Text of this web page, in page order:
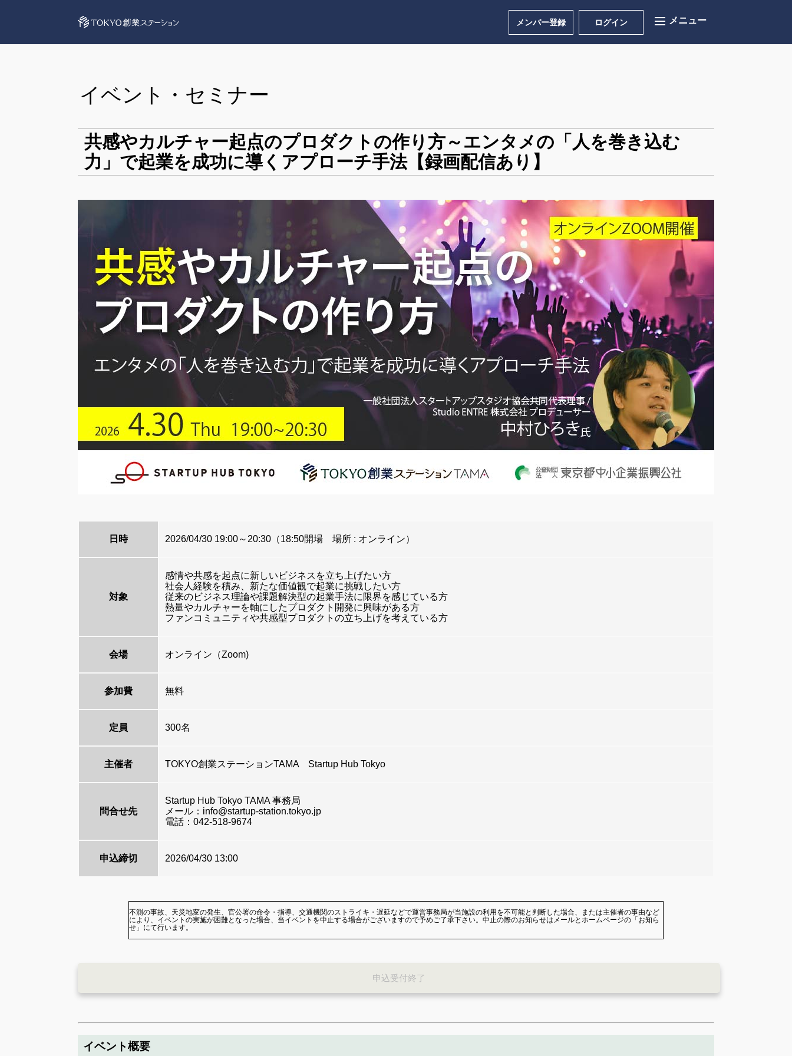
メンバー登録 ログイン
イベント・セミナー
共感やカルチャー起点のプロダクトの作り方～エンタメの「人を巻き込む
力」で起業を成功に導くアプローチ手法【録画配信あり】
日時 2026/04/30 19:00～20:30 （18:50開場 場所 : オンライン）
対象
感情や共感を起点に新しいビジネスを立ち上げたい方
社会人経験を積み、新たな価値観で起業に挑戦したい方
従来のビジネス理論や課題解決型の起業手法に限界を感じている方
熱量やカルチャーを軸にしたプロダクト開発に興味がある方
ファンコミュニティや共感型プロダクトの立ち上げを考えている方
会場 オンライン（Zoom)
参加費 無料
定員 300名
主催者 TOKYO創業ステーションTAMA Startup Hub Tokyo
問合せ先
Startup Hub Tokyo TAMA 事務局
メール：info@startup-station.tokyo.jp
電話：042-518-9674
申込締切 2026/04/30 13:00
不測の事故、天災地変の発生、官公署の命令・指導、交通機関のストライキ・遅延などで運営事務局が当施設の利用を不可能と判断した場合、または主催者の事由など
により、イベントの実施が困難となった場合、当イベントを中止する場合がございますので予めご了承下さい。中止の際のお知らせはメールとホームページの「お知ら
せ」にて行います。
申込受付終了
イベント概要